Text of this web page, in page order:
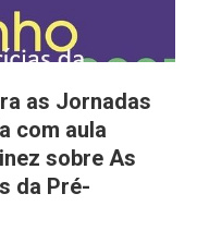
as Jornadas
com aula
sobre As
da Pré-